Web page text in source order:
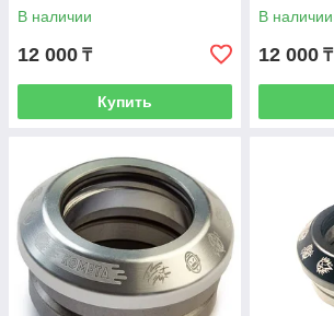
В наличии
12 000 ₸
Купить
В наличии
12 000 ₸